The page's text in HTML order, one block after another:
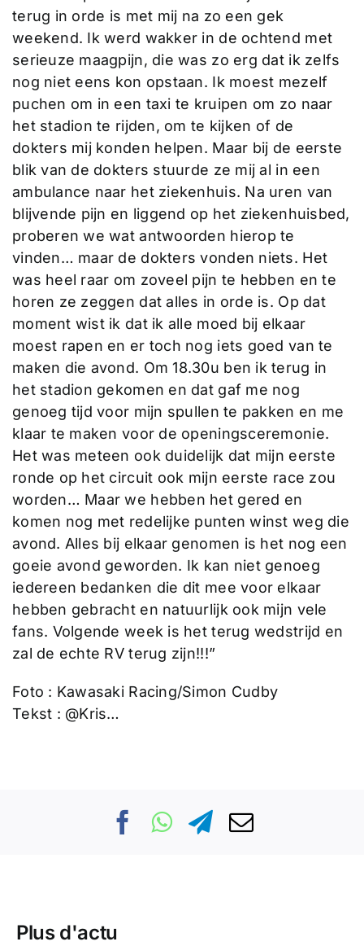
terug in orde is met mij na zo een gek
weekend. Ik werd wakker in de ochtend met
serieuze maagpijn, die was zo erg dat ik zelfs
nog niet eens kon opstaan. Ik moest mezelf
puchen om in een taxi te kruipen om zo naar
het stadion te rijden, om te kijken of de
dokters mij konden helpen. Maar bij de eerste
blik van de dokters stuurde ze mij al in een
ambulance naar het ziekenhuis. Na uren van
blijvende pijn en liggend op het ziekenhuisbed,
proberen we wat antwoorden hierop te
vinden… maar de dokters vonden niets. Het
was heel raar om zoveel pijn te hebben en te
horen ze zeggen dat alles in orde is. Op dat
moment wist ik dat ik alle moed bij elkaar
moest rapen en er toch nog iets goed van te
maken die avond. Om 18.30u ben ik terug in
het stadion gekomen en dat gaf me nog
genoeg tijd voor mijn spullen te pakken en me
klaar te maken voor de openingsceremonie.
Het was meteen ook duidelijk dat mijn eerste
ronde op het circuit ook mijn eerste race zou
worden… Maar we hebben het gered en
komen nog met redelijke punten winst weg die
avond. Alles bij elkaar genomen is het nog een
goeie avond geworden. Ik kan niet genoeg
iedereen bedanken die dit mee voor elkaar
hebben gebracht en natuurlijk ook mijn vele
fans. Volgende week is het terug wedstrijd en
zal de echte RV terug zijn!!!”
Foto : Kawasaki Racing/Simon Cudby
Tekst : @Kris…
Plus d'actu